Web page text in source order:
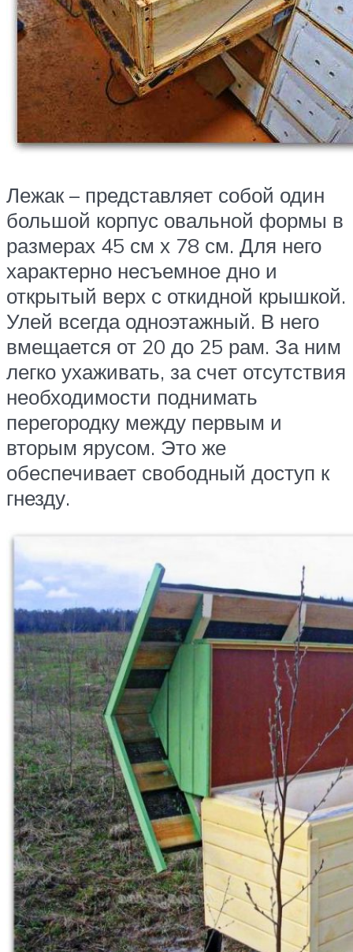
Лежак – представляет собой один
большой корпус овальной формы в
размерах 45 см х 78 см. Для него
характерно несъемное дно и
открытый верх с откидной крышкой.
Улей всегда одноэтажный. В него
вмещается от 20 до 25 рам. За ним
легко ухаживать, за счет отсутствия
необходимости поднимать
перегородку между первым и
вторым ярусом. Это же
обеспечивает свободный доступ к
гнезду.